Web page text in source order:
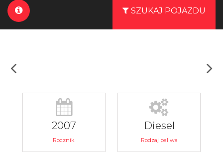
SZUKAJ POJAZDU
2007
Rocznik
Diesel
Rodzaj paliwa